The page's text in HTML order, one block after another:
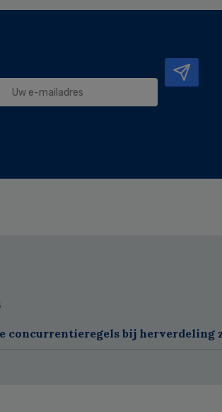
concurrentieregels bij herverdeling